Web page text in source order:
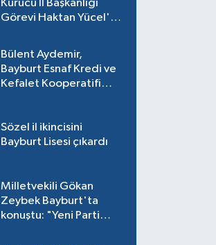
Kurucu İl Başkanlığı
Görevi Haktan Yücel'e
Bülent Aydemir,
Bayburt Esnaf Kredi ve
Kefalet Kooperatifi
Sözel il ikincisini
Bayburt Lisesi çıkardı
Milletvekili Gökan
Zeybek Bayburt'ta
konuştu: "Yeni Parti